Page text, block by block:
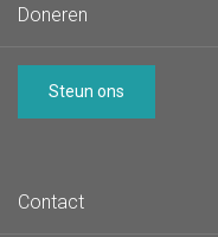
Doneren
Steun ons
Contact